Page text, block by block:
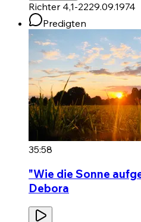
Richter 4,1-2229.09.1974
Predigten
35:58
"Wie die Sonne
Debora